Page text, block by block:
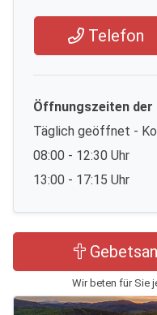
Telefon
Öffnungszeiten
Täglich geöffnet -
08:00 - 12:30 Uhr
13:00 - 17:15 Uhr
Wir beten für Sie